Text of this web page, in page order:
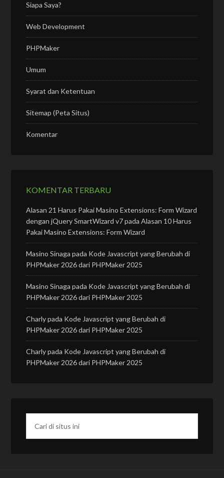
Siapa Saya?
Web Development
PHPMaker
Umum
Syarat dan Ketentuan
Sitemap (Peta Situs)
Komentar
KOMENTAR TERBARU
Alasan 21 Harus Pakai Masino Extensions: Form Wizard
dengan jQuery SmartWizard v7padaAlasan 10 Harus
Pakai Masino Extensions: Form Wizard
Masino Sinaga pada Kode Javascript yang Berubah di
PHPMaker 2026 dari PHPMaker 2025
Masino Sinaga pada Kode Javascript yang Berubah di
PHPMaker 2026 dari PHPMaker 2025
Charlypada Kode Javascript yang Berubah di
PHPMaker 2026 dari PHPMaker 2025
Charlypada Kode Javascript yang Berubah di
PHPMaker 2026 dari PHPMaker 2025